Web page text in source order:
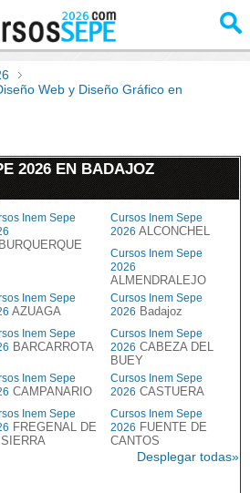
Web y Diseño Gráfico en
2026 EN BADAJOZ
Inem Sepe
Cursos Inem Sepe
2026 ALCONCHEL
Cursos Inem Sepe
2026
ALMENDRALEJO
Inem Sepe
AZUAGA
Cursos Inem Sepe
2026 Badajoz
Inem Sepe
BARCARROTA
Cursos Inem Sepe
2026 CABEZA DEL
BUEY
Inem Sepe
CAMPANARIO
Cursos Inem Sepe
2026 CASTUERA
Inem Sepe
FREGENAL DE
SIERRA
Cursos Inem Sepe
2026 FUENTE DE
CANTOS
Desplegar todas»